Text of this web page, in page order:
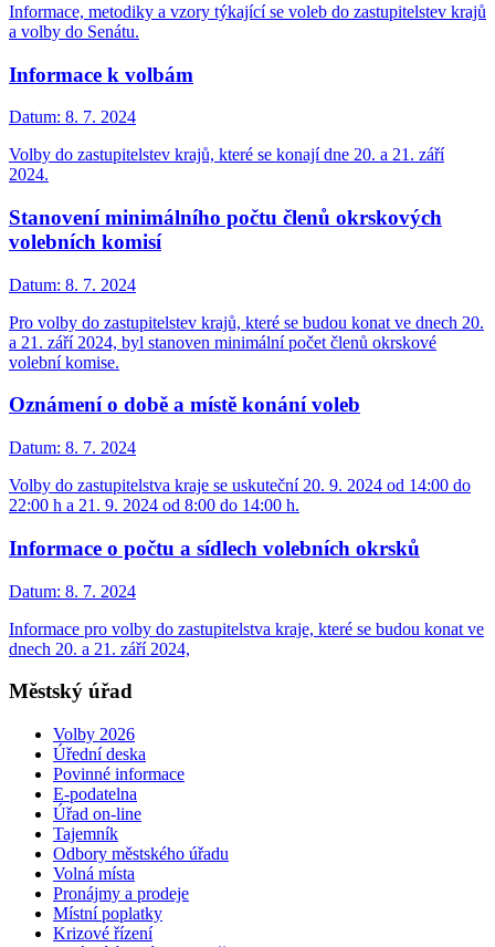
Informace, metodiky a vzory týkající se voleb do zastupitelstev krajů
a volby do Senátu.
Informace k volbám
Datum: 8. 7. 2024
Volby do zastupitelstev krajů, které se konají dne 20. a 21. září
2024.
Stanovení minimálního počtu členů okrskových
volebních komisí
Datum: 8. 7. 2024
Pro volby do zastupitelstev krajů, které se budou konat ve dnech 20.
a 21. září 2024, byl stanoven minimální počet členů okrskové
volební komise.
Oznámení o době a místě konání voleb
Datum: 8. 7. 2024
Volby do zastupitelstva kraje se uskuteční 20. 9. 2024 od 14:00 do
22:00 h a 21. 9. 2024 od 8:00 do 14:00 h.
Informace o počtu a sídlech volebních okrsků
Datum: 8. 7. 2024
Informace pro volby do zastupitelstva kraje, které se budou konat ve
dnech 20. a 21. září 2024,
Městský úřad
Volby 2026
Úřední deska
Povinné informace
E-podatelna
Úřad on-line
Tajemník
Odbory městského úřadu
Volná místa
Pronájmy a prodeje
Místní poplatky
Krizové řízení